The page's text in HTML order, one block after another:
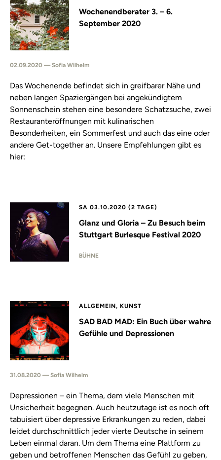
Wochenendberater 3. – 6.
September 2020
02.09.2020 — Sofia Wilhelm
Das Wochenende befindet sich in greifbarer Nähe und
neben langen Spaziergängen bei angekündigtem
Sonnenschein stehen eine besondere Schatzsuche, zwei
Restauranteröffnungen mit kulinarischen
Besonderheiten, ein Sommerfest und auch das eine oder
andere Get-together an. Unsere Empfehlungen gibt es
hier:
SA 03.10.2020 (2 TAGE)
Glanz und Gloria – Zu Besuch beim
Stuttgart Burlesque Festival 2020
BÜHNE
ALLGEMEIN, KUNST
SAD BAD MAD: Ein Buch über wahre
Gefühle und Depressionen
31.08.2020 — Sofia Wilhelm
Depressionen – ein Thema, dem viele Menschen mit
Unsicherheit begegnen. Auch heutzutage ist es noch oft
tabuisiert über depressive Erkrankungen zu reden, dabei
leidet durchschnittlich jeder vierte Deutsche in seinem
Leben einmal daran. Um dem Thema eine Plattform zu
geben und betroffenen Menschen das Gefühl zu geben,